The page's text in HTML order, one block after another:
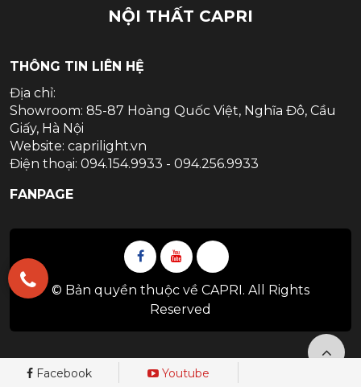
NỘI THẤT CAPRI
THÔNG TIN LIÊN HỆ
Địa chỉ:
Showroom: 85-87 Hoàng Quốc Việt, Nghĩa Đô, Cầu
Giấy, Hà Nội
Website: caprilight.vn
Điện thoại: 094.154.9933 - 094.256.9933
FANPAGE
© Bản quyền thuộc về CAPRI. All Rights
Reserved
Facebook Youtube